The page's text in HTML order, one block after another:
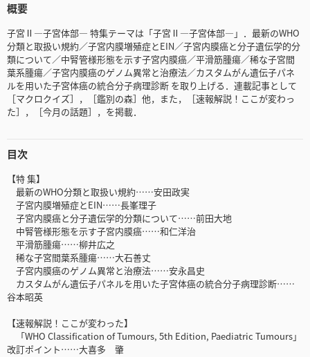
概要
子宮Ⅱ―子宮体部― 特集テーマは「子宮Ⅱ―子宮体部―」．最新のWHO
分類と取扱い規約／子宮内膜増殖症とEIN／子宮内膜癌と分子遺伝学的分
類について／中腎管様形態を示す子宮内膜癌／平滑筋腫瘍／稀な子宮間
葉系腫瘍／子宮内膜癌のゲノム異常と治療法／カスタムがん遺伝子パネ
ルを用いた子宮体癌の統合分子病理診断 を取り上げる．連載記事として
［マクロクイズ］，［鑑別の森］他，また，［速報解説！ここが変わっ
た］，［今月の話題］，を掲載．
目次
【特 集】
最新のWHO分類と取扱い規約……安田政実
子宮内膜増殖症とEIN……長峯理子
子宮内膜癌と分子遺伝学的分類について……前田大地
中腎管様形態を示す子宮内膜癌……和仁洋治
平滑筋腫瘍……柳井広之
稀な子宮間葉系腫瘍……大石善丈
子宮内膜癌のゲノム異常と治療法……安永昌史
カスタムがん遺伝子パネルを用いた子宮体癌の統合分子病理診断……
谷本昭英
【速報解説！ここが変わった】
「WHO Classification of Tumours, 5th Edition, Paediatric Tumours」
改訂ポイント……大喜多 肇